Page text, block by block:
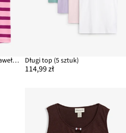
Prążkowany top z czystej bawełny organicznej (2 szt.) Długi top (5 sztuk)
114,99 zł